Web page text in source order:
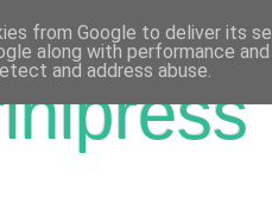
from Google to deliver its
along with performance
and address abuse.